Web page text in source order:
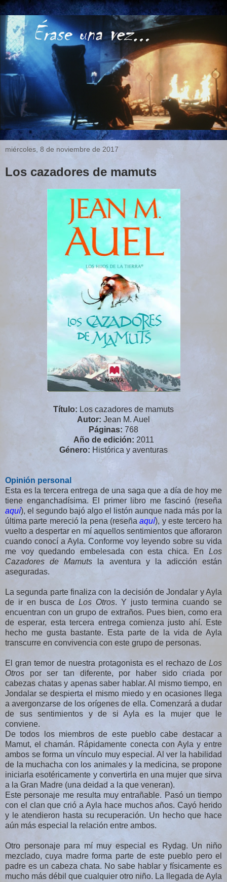
miércoles, 8 de noviembre de 2017
Los cazadores de mamuts
Título: Los cazadores de mamuts
Autor: Jean M. Auel
Páginas: 768
Año de edición: 2011
Género: Histórica y aventuras
Opinión personal
Esta es la tercera entrega de una saga que a día de hoy me
tiene enganchadísima. El primer libro me fascinó (reseña
aquí), el segundo bajó algo el listón aunque nada más por la
última parte mereció la pena (reseñaaquí), y este tercero ha
vuelto a despertar en mí aquellos sentimientos que afloraron
cuando conocí a Ayla. Conforme voy leyendo sobre su vida
me voy quedando embelesada con esta chica. En Los
Cazadores de Mamuts la aventura y la adicción están
aseguradas.
La segunda parte finaliza con la decisión de Jondalar y Ayla
de ir en busca deLos Otros. Y justo termina cuando se
encuentran con un grupo de extraños. Pues bien, como era
de esperar, esta tercera entrega comienza justo ahí. Este
hecho me gusta bastante. Esta parte de la vida de Ayla
transcurre en convivencia con este grupo de personas.
El gran temor de nuestra protagonista es el rechazo de Los
Otros por ser tan diferente, por haber sido criada por
cabezas chatas y apenas saber hablar. Al mismo tiempo, en
Jondalar se despierta el mismo miedo y en ocasiones llega
a avergonzarse de los orígenes de ella. Comenzará a dudar
de sus sentimientos y de si Ayla es la mujer que le
conviene.
De todos los miembros de este pueblo cabe destacar a
Mamut, el chamán. Rápidamente conecta con Ayla y entre
ambos se forma un vínculo muy especial. Al ver la habilidad
de la muchacha con los animales y la medicina, se propone
iniciarla esotéricamente y convertirla en una mujer que sirva
a la Gran Madre (una deidad a la que veneran).
Este personaje me resulta muy entrañable. Pasó un tiempo
con el clan que crió a Ayla hace muchos años. Cayó herido
y le atendieron hasta su recuperación. Un hecho que hace
aún más especial la relación entre ambos.
Otro personaje para mí muy especial es Rydag. Un niño
mezclado, cuya madre forma parte de este pueblo pero el
padre es un cabeza chata. No sabe hablar y físicamente es
mucho más débil que cualquier otro niño. La llegada de Ayla